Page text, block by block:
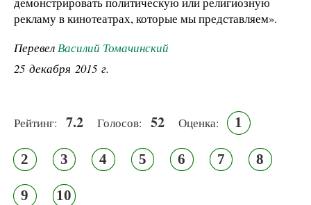
рекламу в кинотеатрах, которые мы представляем».
ПеревелВасилий Томачинский
25 декабря 2015 г.
Рейтинг: 7.2 Голосов: 52 Оценка: 1
2 3 4 5 6 7 8
9 10